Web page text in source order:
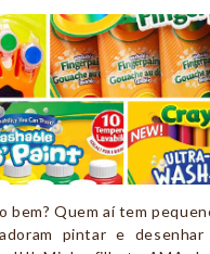
bem? Quem aí tem
pintar e